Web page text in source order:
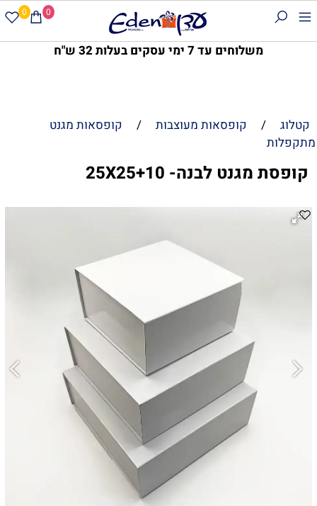
משלוחים עד 7 ימי עסקים בעלות 32 ש"ח
0 0
קטלוג / קופסאות מעוצבות /
קופסאות מגנט
מתקפלות
קופסת מגנט לבנה- 25X25+10